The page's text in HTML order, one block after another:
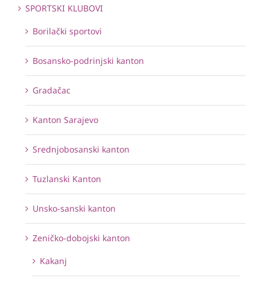
SPORTSKI KLUBOVI
Borilački sportovi
Bosansko-podrinjski kanton
Gradačac
Kanton Sarajevo
Srednjobosanski kanton
Tuzlanski Kanton
Unsko-sanski kanton
Zeničko-dobojski kanton
Kakanj